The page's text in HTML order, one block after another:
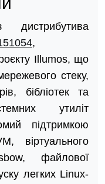
,
Illumos, що
стеку,
бібліотек та
утиліт
підтримкою
віртуального
файлової
легких Linux-